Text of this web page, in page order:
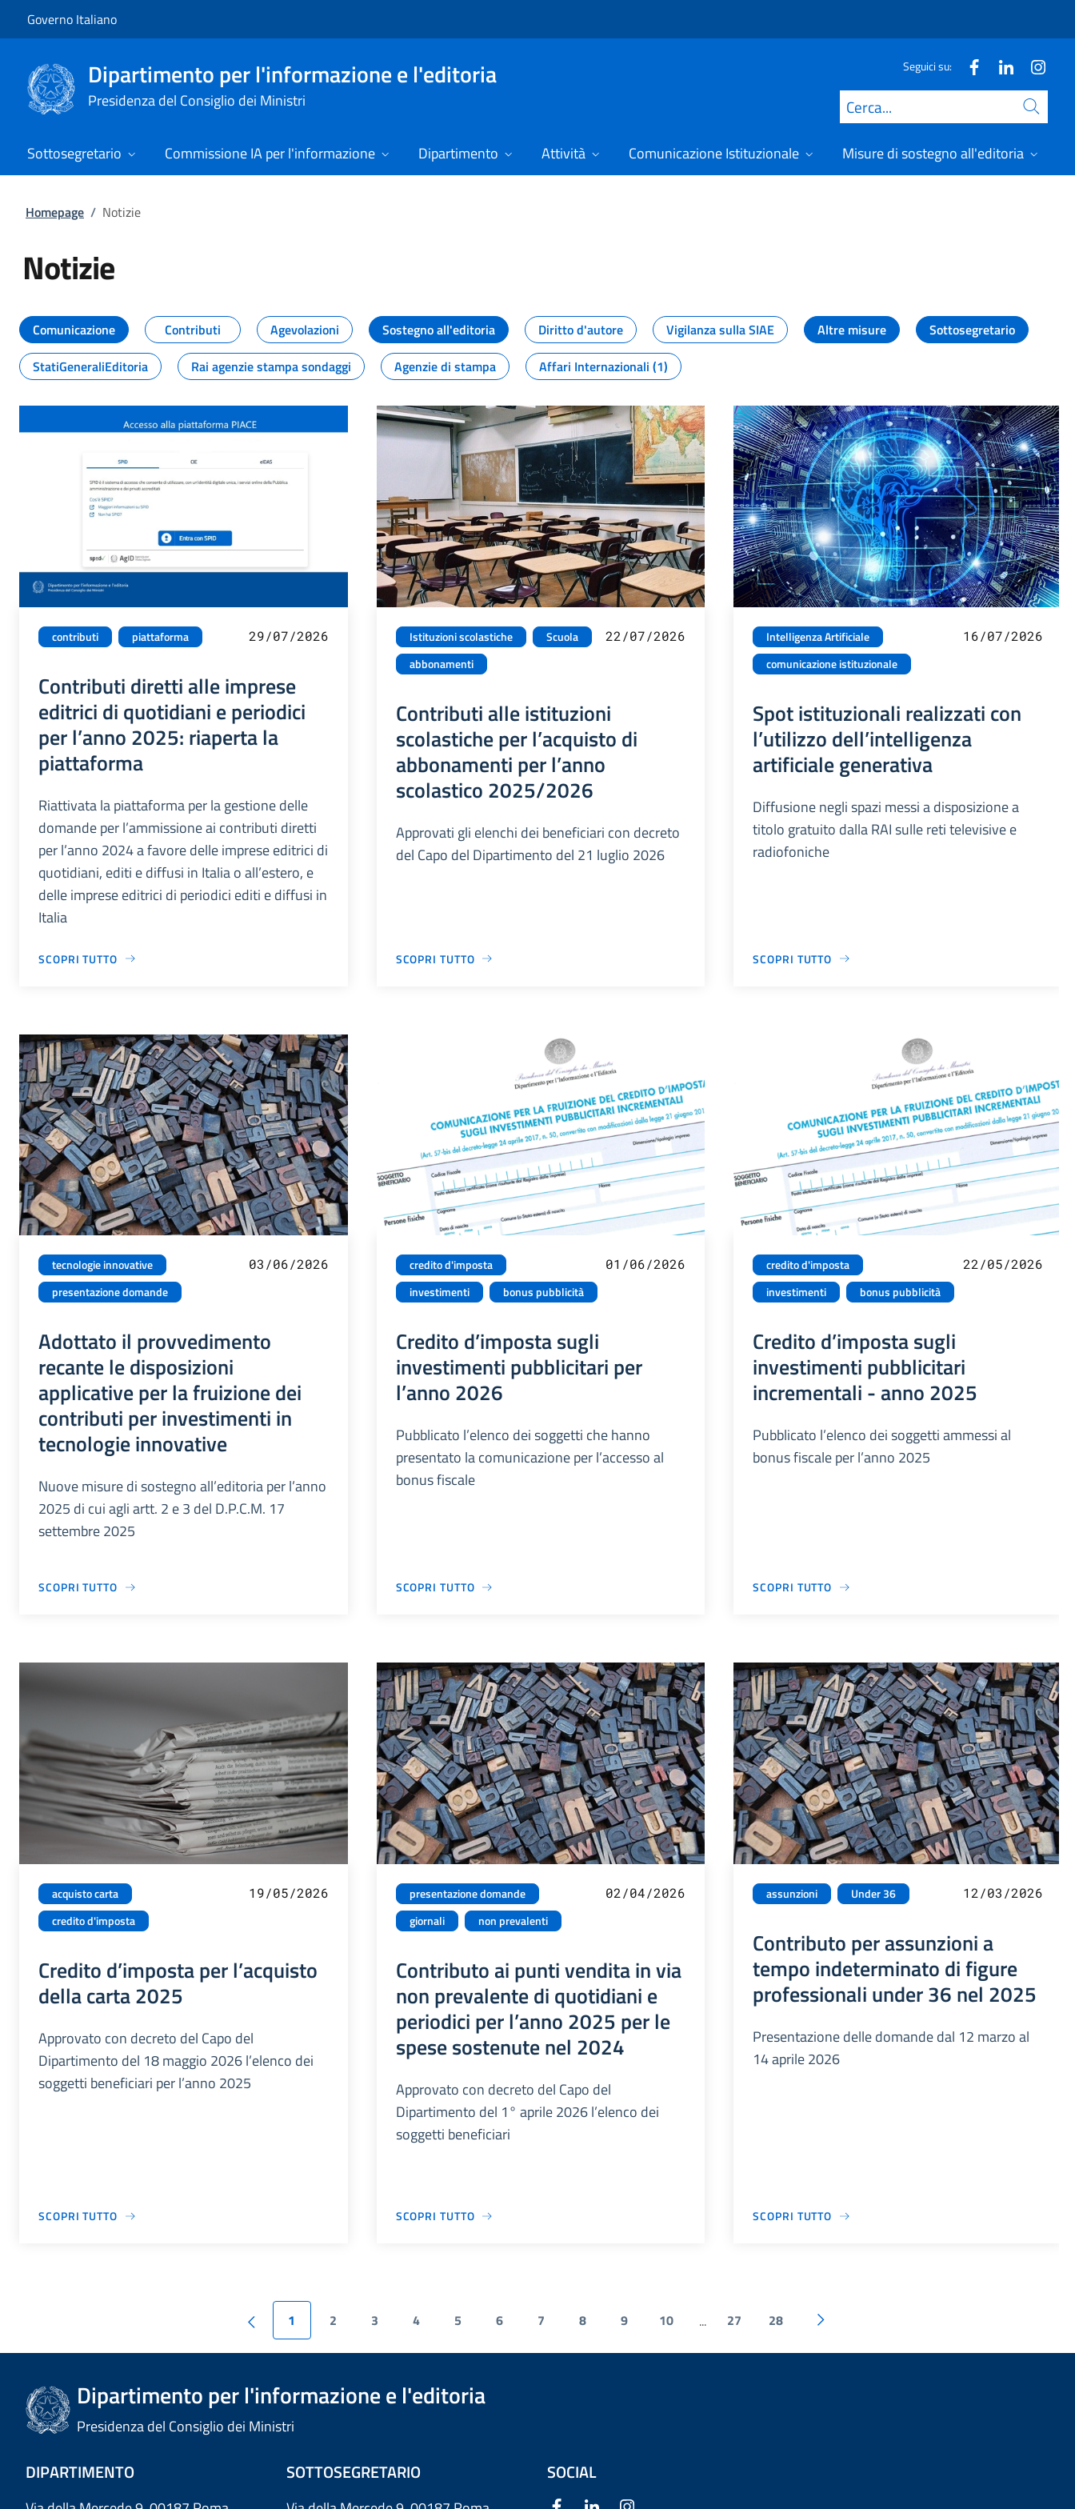
Governo Italiano
Dipartimento per l'informazione e l'editoria
Presidenza del Consiglio dei Ministri
Seguici su:
Cerca
Sottosegretario Commissione IA per l'informazione Dipartimento Attività Comunicazione Istituzionale Misure di sostegno all'editoria
Homepage / Notizie
Notizie
Tutti i contenuti della pagina Notizie
Comunicazione Contributi Agevolazioni Sostegno all'editoria Diritto d'autore Vigilanza sulla SIAE Altre misure
Sottosegretario
StatiGeneraliEditoria
Rai agenzie stampa sondaggi Agenzie di stampa Affari Internazionali (1)
contributi piattaforma 29/07/2026
Contributi diretti alle imprese
editrici di quotidiani e periodici
per l’anno 2025: riaperta la
piattaforma
Riattivata la piattaforma per la gestione delle
domande per l’ammissione ai contributi diretti
per l’anno 2024 a favore delle imprese editrici di
quotidiani, editi e diffusi in Italia o all’estero, e
delle imprese editrici di periodici editi e diffusi in
Italia
SCOPRI TUTTO
Istituzioni scolastiche
Scuola
abbonamenti
22/07/2026
Contributi alle istituzioni
scolastiche per l’acquisto di
abbonamenti per l’anno
scolastico 2025/2026
Approvati gli elenchi dei beneficiari con decreto
del Capo del Dipartimento del 21 luglio 2026
SCOPRI TUTTO
Intelligenza Artificiale
comunicazione istituzionale
16/07/2026
Spot istituzionali realizzati con
l’utilizzo dell’intelligenza
artificiale generativa
Diffusione negli spazi messi a disposizione a
titolo gratuito dalla RAI sulle reti televisive e
radiofoniche
SCOPRI TUTTO
tecnologie innovative
presentazione domande
03/06/2026
Adottato il provvedimento
recante le disposizioni
applicative per la fruizione dei
contributi per investimenti in
tecnologie innovative
Nuove misure di sostegno all’editoria per l’anno
2025 di cui agli artt. 2 e 3 del D.P.C.M. 17
settembre 2025
SCOPRI TUTTO
credito d'imposta
investimenti
bonus pubblicità
01/06/2026
Credito d’imposta sugli
investimenti pubblicitari per
l’anno 2026
Pubblicato l’elenco dei soggetti che hanno
presentato la comunicazione per l’accesso al
bonus fiscale
SCOPRI TUTTO
credito d'imposta
investimenti
bonus pubblicità
22/05/2026
Credito d’imposta sugli
investimenti pubblicitari
incrementali - anno 2025
Pubblicato l’elenco dei soggetti ammessi al
bonus fiscale per l’anno 2025
SCOPRI TUTTO
acquisto carta
credito d'imposta
19/05/2026
Credito d’imposta per l’acquisto
della carta 2025
Approvato con decreto del Capo del
Dipartimento del 18 maggio 2026 l’elenco dei
soggetti beneficiari per l’anno 2025
SCOPRI TUTTO
presentazione domande
giornali
non prevalenti
02/04/2026
Contributo ai punti vendita in via
non prevalente di quotidiani e
periodici per l’anno 2025 per le
spese sostenute nel 2024
Approvato con decreto del Capo del
Dipartimento del 1° aprile 2026 l’elenco dei
soggetti beneficiari
SCOPRI TUTTO
assunzioni Under 36 12/03/2026
Contributo per assunzioni a
tempo indeterminato di figure
professionali under 36 nel 2025
Presentazione delle domande dal 12 marzo al
14 aprile 2026
SCOPRI TUTTO
1 2 3 4 5 6 7 8 9 10 ... 27 28
Dipartimento per l'informazione e l'editoria
Presidenza del Consiglio dei Ministri
DIPARTIMENTO SOTTOSEGRETARIO SOCIAL